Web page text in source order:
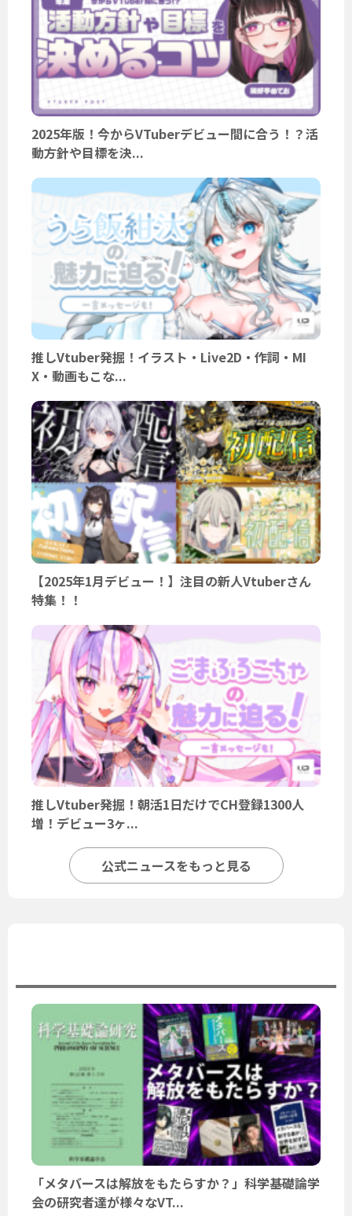
2025年版！今からVTuberデビュー間に合う！？活
動方針や目標を決...
推しVtuber発掘！イラスト・Live2D・作詞・MI
X・動画もこな...
【2025年1月デビュー！】注目の新人Vtuberさん
特集！！
推しVtuber発掘！朝活1日だけでCH登録1300人
増！デビュー3ヶ...
公式ニュースをもっと見る
「メタバースは解放をもたらすか？」科学基礎論学
会の研究者達が様々なVT...